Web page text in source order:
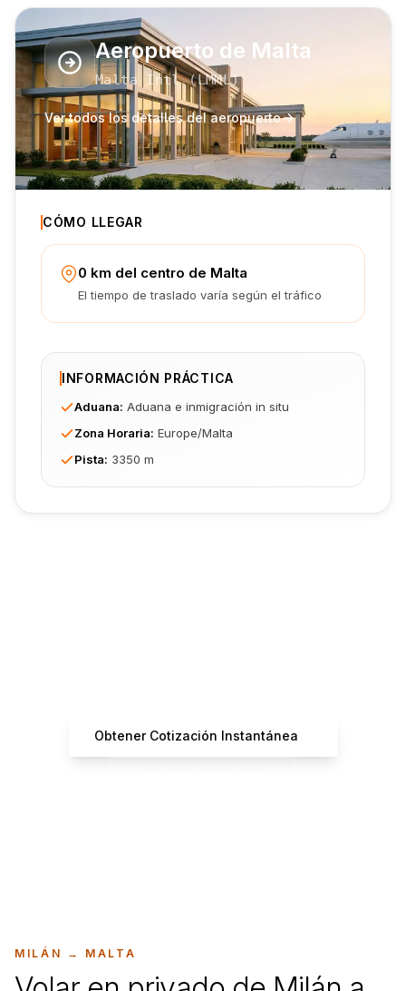
Aeropuerto de Malta
Malta Intl(LMML)
Ver todos los detalles del aeropuerto
CÓMO LLEGAR
0 km del centro de Malta
El tiempo de traslado varía según el tráfico
INFORMACIÓN PRÁCTICA
Aduana: Aduana e inmigración in situ
Zona Horaria: Europe/Malta
Pista: 3350 m
Obtener Cotización Instantánea
MILÁN → MALTA